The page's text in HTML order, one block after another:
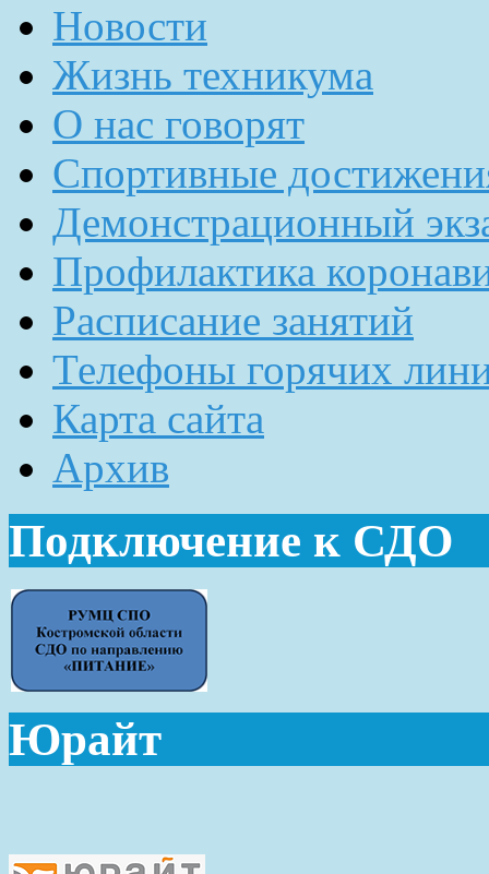
Новости
Жизнь техникума
О нас говорят
Спортивные
Демонстрационный
Профилактика
Расписание занятий
Телефоны горячих
Карта сайта
Архив
Подключение к СДО
Юрайт